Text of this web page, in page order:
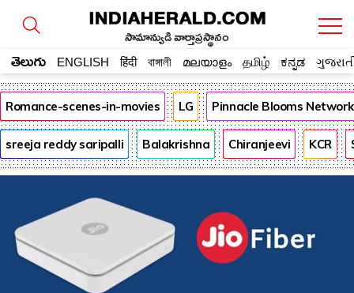
సామాన్యుడి వార్తాప్రస్థానం
తెలుగు ENGLISH हिंदी বাঙ্গালী മലയാളം தமிழ் ಕನ್ನಡ
Romance-scenes-in-movies LG Pinnacle Blooms Network
sreeja reddy saripalli Balakrishna Chiranjeevi KCR